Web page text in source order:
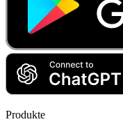
Produkte